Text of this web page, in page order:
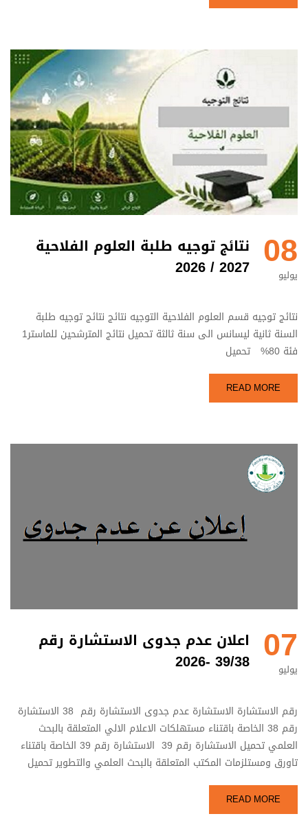
08
يوليو
نتائج توجيه طلبة العلوم الفلاحية
2027 / 2026
نتائج توجيه قسم العلوم الفلاحية التوجيه نتائج نتائج توجيه طلبة
السنة ثانية ليسانس الى سنة ثالثة تحميل نتائج المترشحين للماستر1
فئة 80% تحميل
READ MORE
07
يوليو
اعلان عدم جدوى الاستشارة رقم
39/38 -2026
رقم الاستشارة الاستشارة عدم جدوى الاستشارة رقم 38 الاستشارة
رقم 38 الخاصة باقتناء مستهلكات الاعلام الالي المتعلقة بالبحث
العلمي تحميل الاستشارة رقم 39 الاستشارة رقم 39 الخاصة باقتناء
تاورق ومستلزمات المكتب المتعلقة بالبحث العلمي والتطوير تحميل
READ MORE